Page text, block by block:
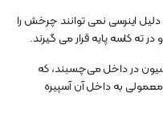
دلیل اینرسی نمی توانند چرخش را
ته کاسه پایه قرار می گیرند.
در داخل می‌چسبند، که
به داخل آن آسپیره